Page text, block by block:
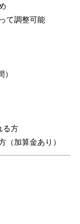
て調整可能
る方
（加算金あり）